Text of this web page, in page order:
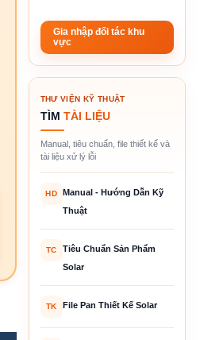
Gia nhập đối tác khu
vực
THƯ VIỆN KỸ THUẬT
TÌM TÀI LIỆU
Manual, tiêu chuẩn, file thiết kế và
tài liệu xử lý lỗi
HD
Manual - Hướng Dẫn Kỹ
Thuật
TC
Tiêu Chuẩn Sản Phẩm
Solar
TK File Pan Thiết Kế Solar